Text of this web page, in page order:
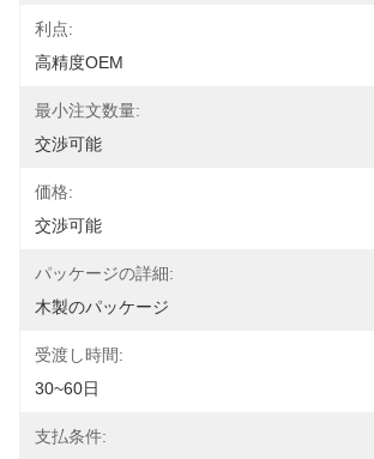
利点:
高精度OEM
最小注文数量:
交渉可能
価格:
交渉可能
パッケージの詳細:
木製のパッケージ
受渡し時間:
30~60日
支払条件: